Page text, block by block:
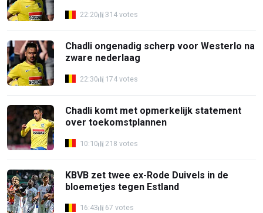
22:20 314 votes
Chadli ongenadig scherp voor Westerlo na
zware nederlaag
22:30 174 votes
Chadli komt met opmerkelijk statement
over toekomstplannen
10:10 218 votes
KBVB zet twee ex-Rode Duivels in de
bloemetjes tegen Estland
16:43 67 votes